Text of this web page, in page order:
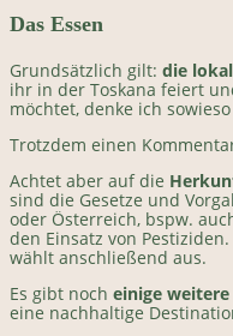
Das Essen
Grundsätzlich gilt: die
ihr in der Toskana feiert
möchtet, denke ich
Trotzdem einen
Achtet aber auf die
sind die Gesetze und
oder Österreich, bspw.
den Einsatz von
wählt anschließend aus.
Es gibt noch einige
eine nachhaltige